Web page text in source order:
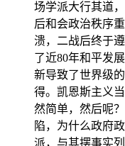
场学派大行其道
后和会政治秩序
溃，二战后终于
了近80年和平发
新导致了世界级
得。凯恩斯主义
然简单，然后呢
陷，为什么政府
派，与其摆事实